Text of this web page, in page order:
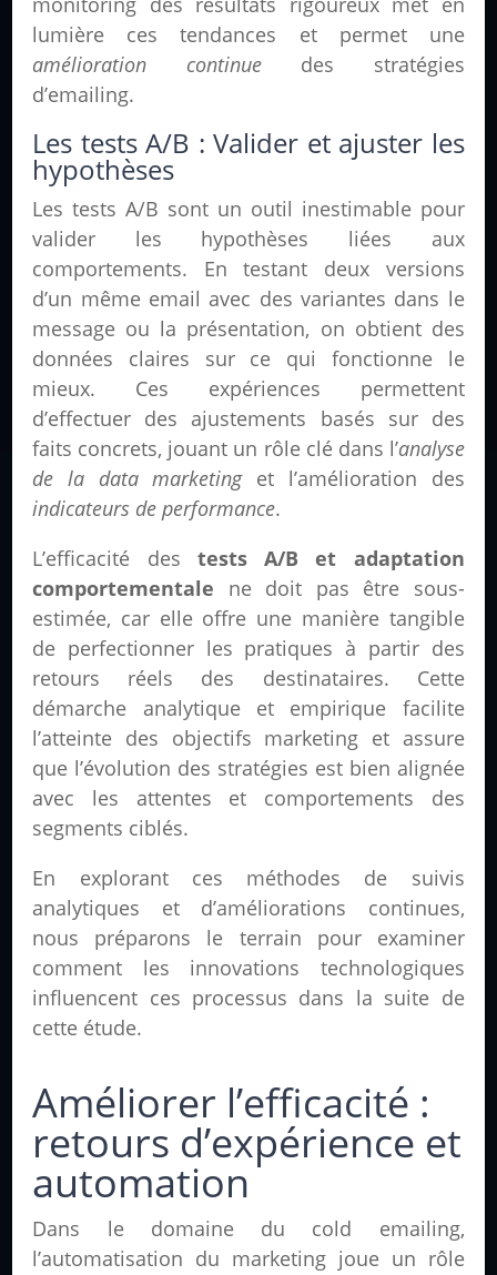
lumière ces tendances et permet une
amélioration continuedes stratégies
d’emailing.
Les tests A/B : Valider et ajuster les
hypothèses
Les tests A/B sont un outil inestimable pour
valider les hypothèses liées aux
comportements. En testant deux versions
d’un même email avec des variantes dans le
message ou la présentation, on obtient des
données claires sur ce qui fonctionne le
mieux. Ces expériences permettent
d’effectuer des ajustements basés sur des
faits concrets, jouant un rôle clé dans l’analyse
de la data marketinget l’amélioration des
indicateurs de performance.
L’efficacité des tests A/B et adaptation
comportementale ne doit pas être sous-
estimée, car elle offre une manière tangible
de perfectionner les pratiques à partir des
retours réels des destinataires. Cette
démarche analytique et empirique facilite
l’atteinte des objectifs marketing et assure
que l’évolution des stratégies est bien alignée
avec les attentes et comportements des
segments ciblés.
En explorant ces méthodes de suivis
analytiques et d’améliorations continues,
nous préparons le terrain pour examiner
comment les innovations technologiques
influencent ces processus dans la suite de
cette étude.
Améliorer l’efficacité :
retours d’expérience et
automation
Dans le domaine du cold emailing,
l’automatisation du marketing joue un rôle